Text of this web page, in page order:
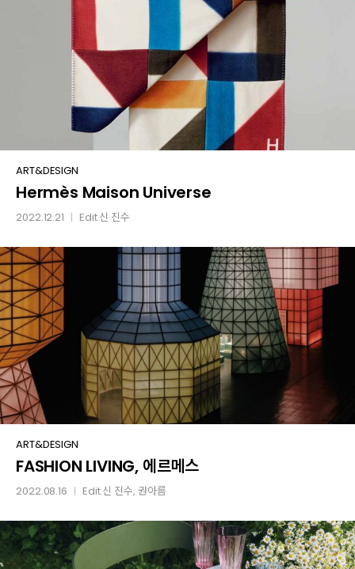
Hermès
Maison
Universe
ART&DESIGN
Hermès Maison Universe
2022.12.21 Edit신 진수
FASHION
LIVING,
에르메스
ART&DESIGN
FASHION LIVING, 에르메스
2022.08.16 Edit신 진수, 권아름